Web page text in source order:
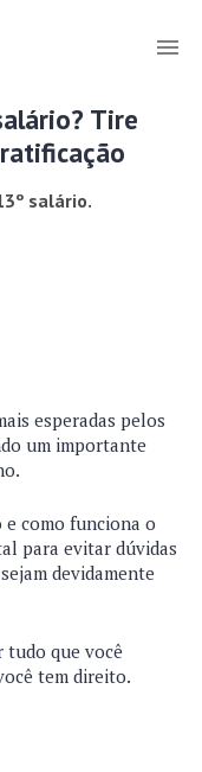
Tire
salário.
esperadas pelos
um importante
como funciona o
para evitar dúvidas
devidamente
tudo que você
tem direito.